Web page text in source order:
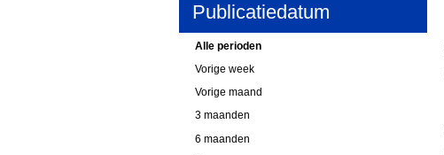
Publicatiedatum
Alle perioden
Vorige week
Vorige maand
3 maanden
6 maanden